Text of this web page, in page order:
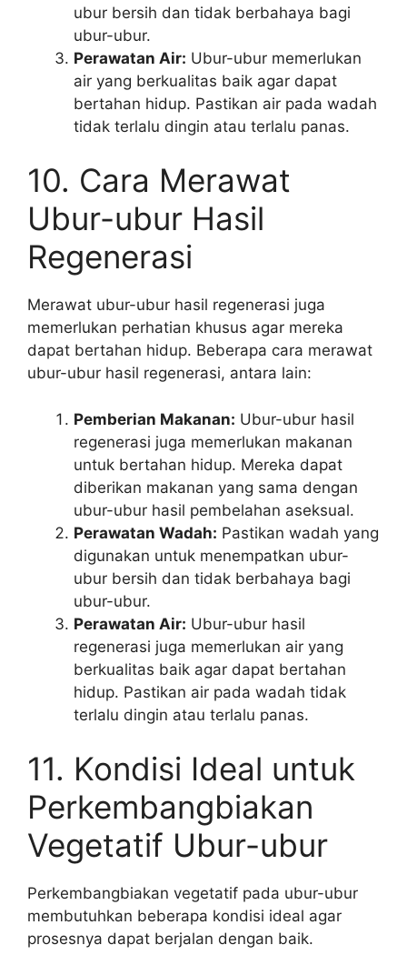
ubur bersih dan tidak berbahaya bagi
ubur-ubur.
Perawatan Air: Ubur-ubur memerlukan
air yang berkualitas baik agar dapat
bertahan hidup. Pastikan air pada wadah
tidak terlalu dingin atau terlalu panas.
10. Cara Merawat
Ubur-ubur Hasil
Regenerasi
Merawat ubur-ubur hasil regenerasi juga
memerlukan perhatian khusus agar mereka
dapat bertahan hidup. Beberapa cara merawat
ubur-ubur hasil regenerasi, antara lain:
Pemberian Makanan: Ubur-ubur hasil
regenerasi juga memerlukan makanan
untuk bertahan hidup. Mereka dapat
diberikan makanan yang sama dengan
ubur-ubur hasil pembelahan aseksual.
Perawatan Wadah: Pastikan wadah yang
digunakan untuk menempatkan ubur-
ubur bersih dan tidak berbahaya bagi
ubur-ubur.
Perawatan Air: Ubur-ubur hasil
regenerasi juga memerlukan air yang
berkualitas baik agar dapat bertahan
hidup. Pastikan air pada wadah tidak
terlalu dingin atau terlalu panas.
11. Kondisi Ideal untuk
Perkembangbiakan
Vegetatif Ubur-ubur
Perkembangbiakan vegetatif pada ubur-ubur
membutuhkan beberapa kondisi ideal agar
prosesnya dapat berjalan dengan baik.